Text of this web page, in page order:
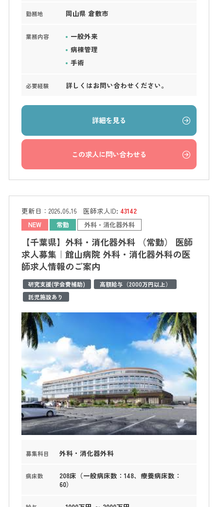
勤務地 岡山県 倉敷市
業務内容
一般外来
病棟管理
手術
必要経験 詳しくはお問い合わせください。
詳細を見る
この求人に問い合わせる
更新日： 2026.06.16 医師求人ID: 43142
NEW 常勤 外科・消化器外科
【千葉県】外科・消化器外科 （常勤） 医師
求人募集｜館山病院 外科・消化器外科の医
師求人情報のご案内
研究支援(学会費補助)
高額給与（2000万円以上）
託児施設あり
募集科目 外科・消化器外科
病床数
208床（一般病床数：148、療養病床数：
60）